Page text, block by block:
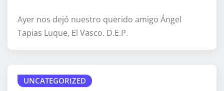
Ayer nos dejó nuestro querido amigo Ángel
Tapias Luque, El Vasco. D.E.P.
UNCATEGORIZED